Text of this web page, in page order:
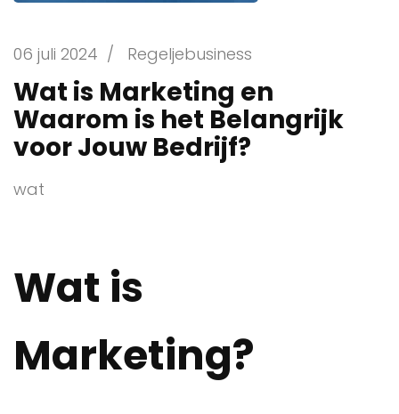
06 juli 2024 / Regeljebusiness
Wat is Marketing en
Waarom is het Belangrijk
voor Jouw Bedrijf?
wat
Wat is
Marketing?